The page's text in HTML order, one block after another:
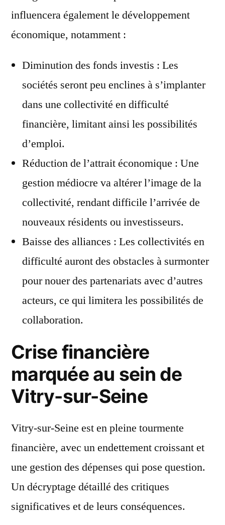
influencera également le développement
économique, notamment :
Diminution des fonds investis : Les
sociétés seront peu enclines à s’implanter
dans une collectivité en difficulté
financière, limitant ainsi les possibilités
d’emploi.
Réduction de l’attrait économique : Une
gestion médiocre va altérer l’image de la
collectivité, rendant difficile l’arrivée de
nouveaux résidents ou investisseurs.
Baisse des alliances : Les collectivités en
difficulté auront des obstacles à surmonter
pour nouer des partenariats avec d’autres
acteurs, ce qui limitera les possibilités de
collaboration.
Crise financière
marquée au sein de
Vitry-sur-Seine
Vitry-sur-Seine est en pleine tourmente
financière, avec un endettement croissant et
une gestion des dépenses qui pose question.
Un décryptage détaillé des critiques
significatives et de leurs conséquences.